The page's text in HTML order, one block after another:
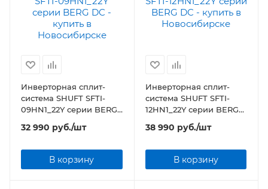
Инверторная сплит-
система SHUFT SFTI-
09HN1_22Y серии BERG
32 990 руб./шт
В корзину
Инверторная сплит-
система SHUFT SFTI-
12HN1_22Y серии BERG
38 990 руб./шт
В корзину